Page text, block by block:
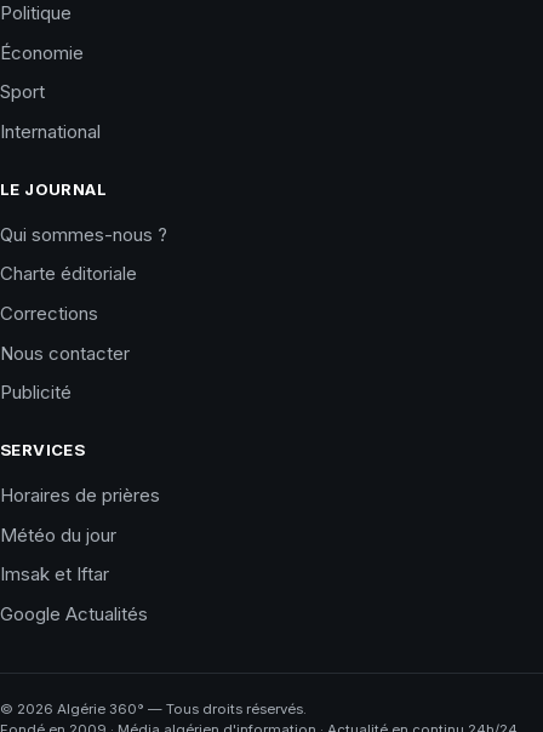
Politique
Économie
Sport
International
LE JOURNAL
Qui sommes-nous ?
Charte éditoriale
Corrections
Nous contacter
Publicité
SERVICES
Horaires de prières
Météo du jour
Imsak et Iftar
Google Actualités
© 2026 Algérie 360° — Tous droits réservés.